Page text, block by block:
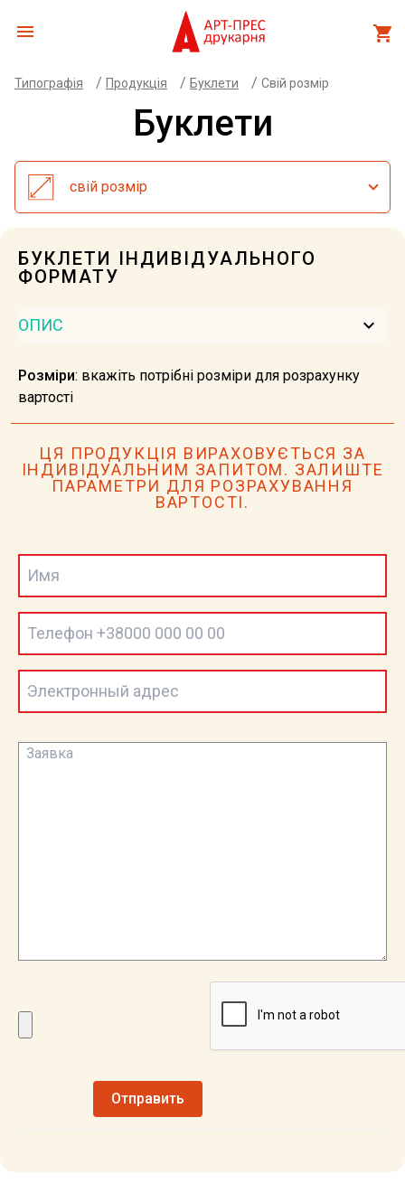
menu shopping_cart
Типографія / Продукція / Буклети / Свій розмір
Буклети
свій розмір
БУКЛЕТИ ІНДИВІДУАЛЬНОГО
ФОРМАТУ
ОПИС keyboard_arrow_down
Розміри: вкажіть потрібні розміри для розрахунку
вартості
ЦЯ ПРОДУКЦІЯ ВИРАХОВУЄТЬСЯ ЗА
ІНДИВІДУАЛЬНИМ ЗАПИТОМ. ЗАЛИШТЕ
ПАРАМЕТРИ ДЛЯ РОЗРАХУВАННЯ
ВАРТОСТІ.
Отправить